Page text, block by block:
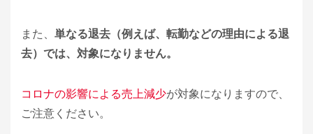
また、 単なる退去（例えば、転勤などの理由による退
去）では、対象になりません。
コロナの影響による売上減少が対象になりますので、
ご注意ください。